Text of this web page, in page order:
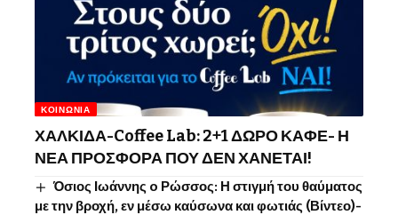
ΚΟΙΝΩΝΊΑ
ΧΑΛΚΙΔΑ-Coffee Lab: 2+1 ΔΩΡΟ ΚΑΦΕ- Η
ΝΕΑ ΠΡΟΣΦΟΡΑ ΠΟΥ ΔΕΝ ΧΑΝΕΤΑΙ!
Όσιος Ιωάννης o Ρώσσος: Η στιγμή του θαύματος
με την βροχή, εν μέσω καύσωνα και φωτιάς (Βίντεο)-